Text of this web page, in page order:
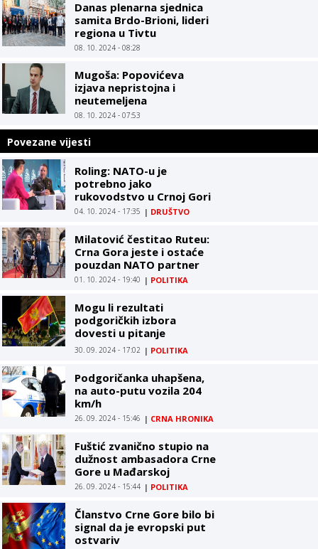
Danas plenarna sjednica
samita Brdo-Brioni, lideri
regiona u Tivtu
08. 10. 2024 - 08:28
Mugoša: Popovićeva
izjava nepristojna i
neutemeljena
08. 10. 2024 - 07:53
Povezane vijesti
Roling: NATO-u je
potrebno jako
rukovodstvo u Crnoj Gori
04. 10. 2024 - 17:35 | DRUŠTVO
Milatović čestitao Ruteu:
Crna Gora jeste i ostaće
pouzdan NATO partner
01. 10. 2024 - 19:40 | POLITIKA
Mogu li rezultati
podgoričkih izbora
dovesti u pitanje
stabilnost vlasti u Crnoj
30. 09. 2024 - 17:02 | POLITIKA
Podgoričanka uhapšena,
na auto-putu vozila 204
km/h
26. 09. 2024 - 15:46 | CRNA HRONIKA
Fuštić zvanično stupio na
dužnost ambasadora Crne
Gore u Mađarskoj
26. 09. 2024 - 15:44 | POLITIKA
Članstvo Crne Gore bilo bi
signal da je evropski put
ostvariv